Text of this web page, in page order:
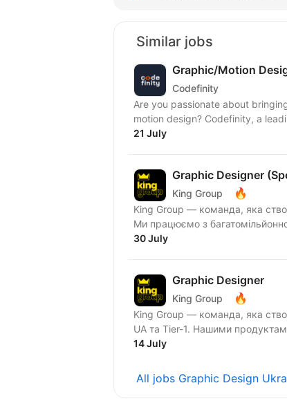
Similar jobs
Graphic/Motion
Codefinity
Are you passionate about
motion design? Codefinity, a
21 July
Graphic Designer
King Group 🔥
King Group — команда, яка
Ми працюємо з
30 July
Graphic Designer
King Group 🔥
King Group — команда, яка
UA та Tier-1. Нашими
14 July
All jobs Graphic Design